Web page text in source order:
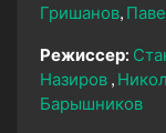
Гришанов
Режиссер:
Назиров
Барышников